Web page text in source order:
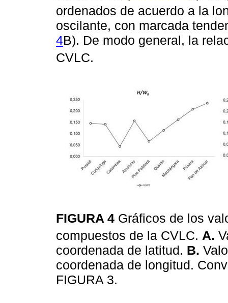
ordenados de acuerdo a la
oscilante, con marcada
4B). De modo general, la
CVLC.
FIGURA 4 Gráficos de los
compuestos de la CVLC. A.
coordenada de latitud. B.
coordenada de longitud.
FIGURA 3.